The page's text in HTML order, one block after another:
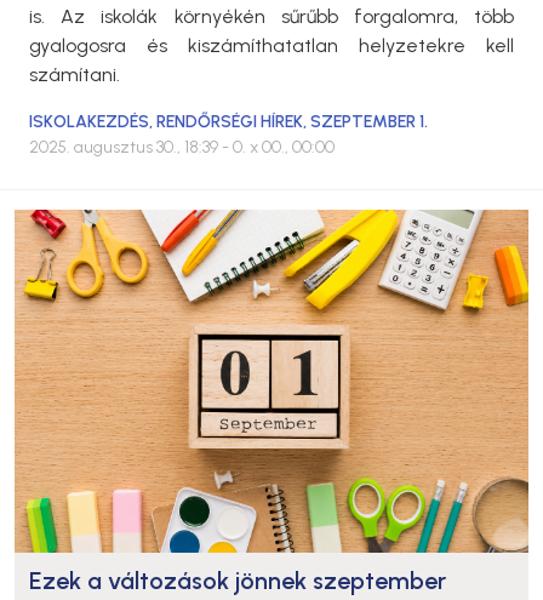
is. Az iskolák környékén sűrűbb forgalomra, több
gyalogosra és kiszámíthatatlan helyzetekre kell
számítani.
ISKOLAKEZDÉS,RENDŐRSÉGI HÍREK,SZEPTEMBER 1.
2025. augusztus 30., 18:39 - 0. x 00., 00:00
Ezek a változások jönnek szeptember